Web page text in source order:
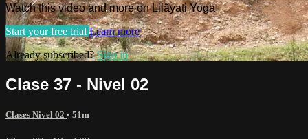
Watch this video and more on Lilãyati Yoga
Start your free trial Learn more
Already subscribed?Sign in
Clase 37 - Nivel 02
Clases Nivel 02 • 51m